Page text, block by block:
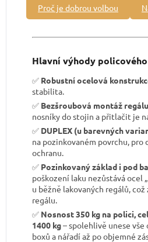
Proč je dobrou volbou
Hlavní výhody
✅ Robustní ocelová
stabilita.
✅ Bezšroubová montáž regálu
nosníky do stojin a přitlačit je
✅ DUPLEX (u barevných
na pozinkovaném povrchu,
ochranu.
✅ Pozinkovaný základ i pod
poškození laku nezůstává ocel
u běžně lakovaných regálů,
regálu.
✅ Nosnost 350 kg na polici,
1400 kg– spolehlivě unese
boxů a nářadí až po objemné